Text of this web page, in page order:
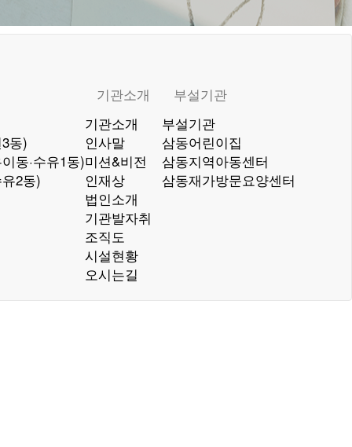
동)
동·수유1동)
2동)
기관소개
기관소개
인사말
미션&비전
인재상
법인소개
기관발자취
조직도
시설현황
오시는길
부설기관
부설기관
삼동어린이집
삼동지역아동센터
삼동재가방문요양센터